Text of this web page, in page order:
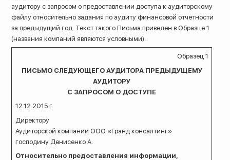
аудитору с запросом о предоставлении доступа к аудиторскому
файлу относительно задания по аудиту финансовой отчетности
за предыдущий год. Текст такого Письма приведен в Образце 1
(названия компаний являются условными).
Образец 1
ПИСЬМО СЛЕДУЮЩЕГО АУДИТОРА ПРЕДЫДУЩЕМУ
АУДИТОРУ
С ЗАПРОСОМ О ДОСТУПЕ
12.12.2015 г.
Директору
Аудиторской компании ООО «Гранд консалтинг»
господину Денисенко А.
Относительно предоставления информации,